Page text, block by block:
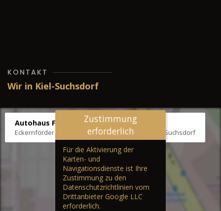
KONTAKT
Wir in Kiel-Suchsdorf
Autohaus Fräter
Eckernförder Str. /Klausbrooker Weg 1, 24107 Kiel-Suchsdorf
Zustimmung
erforderlich
Für die Aktivierung der
Karten- und
Navigationsdienste ist Ihre
Zustimmung zu den
Datenschutzrichtlinien vom
Drittanbieter Google LLC
erforderlich.